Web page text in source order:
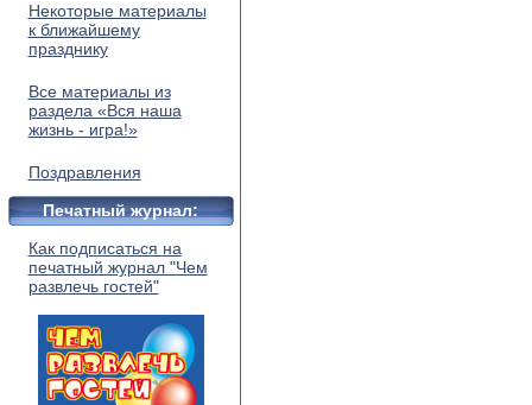
Некоторые материалы
к ближайшему
празднику
Все материалы из
раздела «Вся наша
жизнь - игра!»
Поздравления
Печатный журнал:
Как подписаться на
печатный журнал "Чем
развлечь гостей"